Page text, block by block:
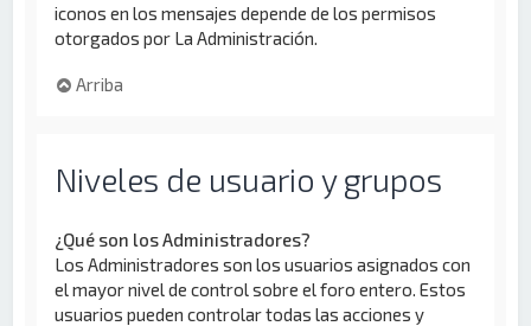
iconos en los mensajes depende de los permisos
otorgados por La Administración.
Arriba
Niveles de usuario y grupos
¿Qué son los Administradores?
Los Administradores son los usuarios asignados con
el mayor nivel de control sobre el foro entero. Estos
usuarios pueden controlar todas las acciones y